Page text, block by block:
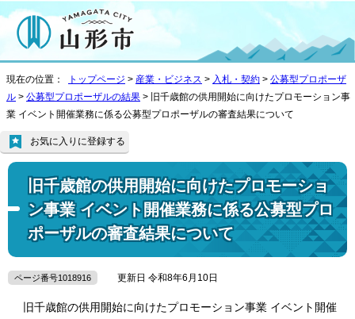
現在の位置： トップページ > 産業・ビジネス > 入札・契約 > 公募型プロポーザ
ル > 公募型プロポーザルの結果 > 旧千歳館の供用開始に向けたプロモーション事
業 イベント開催業務に係る公募型プロポーザルの審査結果について
旧千歳館の供用開始に向けたプロモーショ
ン事業 イベント開催業務に係る公募型プロ
ポーザルの審査結果について
お気に入りに登録する
ページ番号1018916 更新日 令和8年6月10日
旧千歳館の供用開始に向けたプロモーション事業 イベント開催